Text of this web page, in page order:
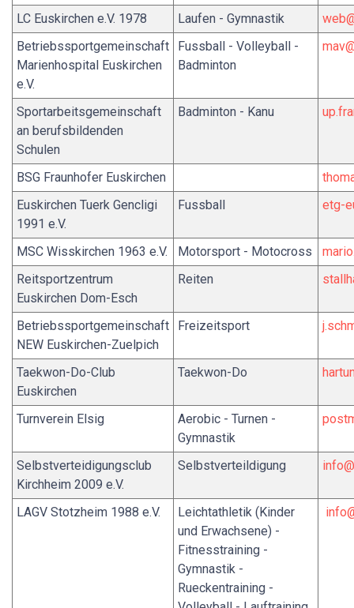
LC Euskirchen e.V. 1978 Laufen - Gymnastik
Betriebssportgemeinschaft
Marienhospital Euskirchen
e.V.
Fussball - Volleyball -
Badminton
Sportarbeitsgemeinschaft
an berufsbildenden
Schulen
Badminton - Kanu
BSG Fraunhofer Euskirchen
Euskirchen Tuerk Gencligi
1991 e.V.
Fussball etg-
MSC Wisskirchen 1963 e.V. Motorsport - Motocross
Reitsportzentrum
Euskirchen Dom-Esch
Reiten
Betriebssportgemeinschaft
NEW Euskirchen-Zuelpich
Freizeitsport
Taekwon-Do-Club
Euskirchen
Taekwon-Do
Turnverein Elsig
Aerobic - Turnen -
Gymnastik
Selbstverteidigungsclub
Kirchheim 2009 e.V.
Selbstverteildigung
LAGV Stotzheim 1988 e.V.
Leichtathletik (Kinder
und Erwachsene) -
Fitnesstraining -
Gymnastik -
Rueckentraining -